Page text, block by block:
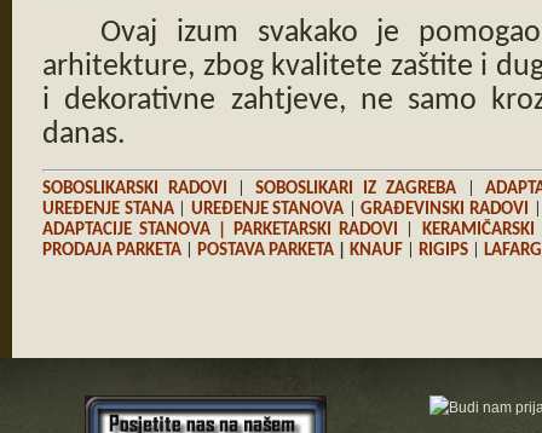
Ovaj izum svakako je
arhitekture, zbog kvalitete zaštite i
i dekorativne zahtjeve, ne samo
danas.
SOBOSLIKARSKI RADOVI |SOBOSLIKARI IZ ZAGREBA
UREĐENJE STANA| UREĐENJE STANOVA |GRAĐEVINSKI RADOVI
ADAPTACIJE STANOVA | PARKETARSKI RADOVI
PRODAJA PARKETA
POSTAVA PARKETA KNAUF RIGIPS